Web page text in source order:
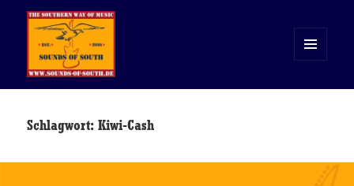
WIDGETS
Schlagwort:Kiwi-Cash